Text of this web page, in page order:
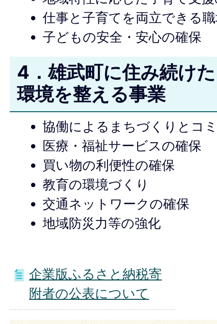
仕事と子育てを両立できる
子どもの安全・安心の確保
4．雄武町に住み続け
環境を整える事業
協働によるまちづくりとコ
医療・福祉サービスの確保
買い物の利便性の確保
教育の環境づくり
交通ネットワークの確保
地域防災力等の強化
企業版ふるさと納税寄
附者の公表について